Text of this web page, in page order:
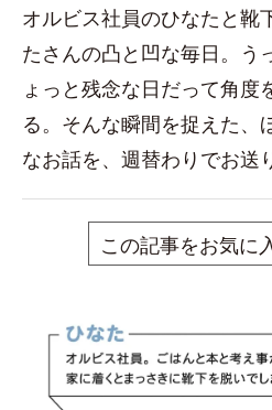
オルビス社員のひなたと靴
たさんの凸と凹な毎日。う
ょっと残念な日だって角度
る。そんな瞬間を捉えた、
なお話を、週替わりでお送
この記事をお気に